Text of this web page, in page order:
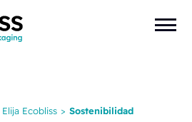
Elija Ecobliss > Sostenibilidad